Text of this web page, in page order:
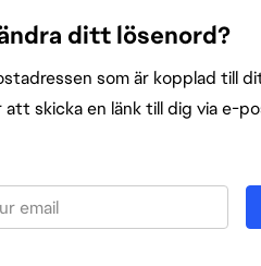
ditt lösenord?
som är kopplad till
att skicka en länk till dig via e-
med din e-post